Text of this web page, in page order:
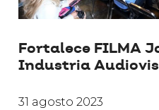
Fortalece FILMA
Industria
31 agosto 2023